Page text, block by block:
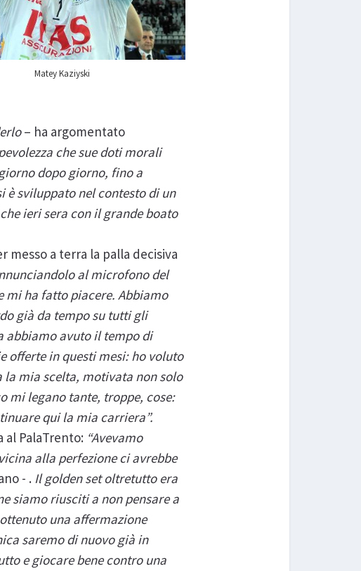
Matey Kaziyski
– ha argomentato
che sue doti morali
dopo giorno, fino a
sviluppato nel contesto di un
ieri sera con il grande boato
messo a terra la palla decisiva
al microfono del
mi ha fatto piacere. Abbiamo
già da tempo su tutti gli
abbiamo avuto il tempo di
offerte in questi mesi: ho voluto
la mia scelta, motivata non solo
mi legano tante, troppe, cose:
qui la mia carriera”.
al PalaTrento: “Avevamo
alla perfezione ci avrebbe
- . Il golden set oltretutto era
siamo riusciti a non pensare a
una affermazione
saremo di nuovo già in
e giocare bene contro una